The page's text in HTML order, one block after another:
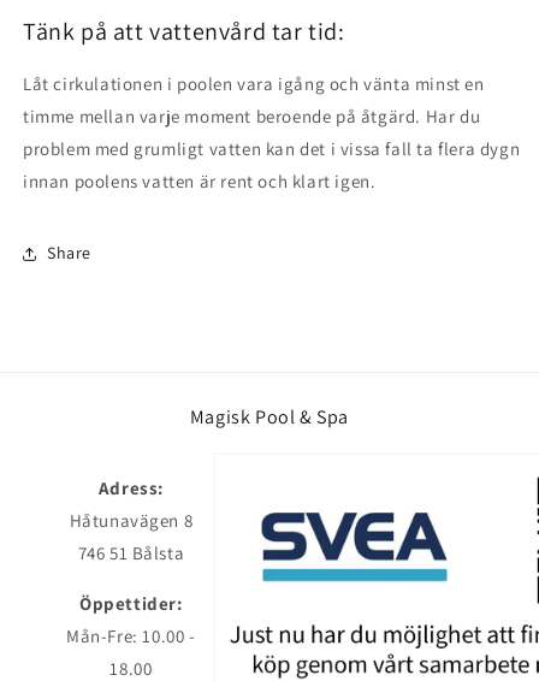
Tänk på att vattenvård tar tid:
Låt cirkulationen i poolen vara igång och vänta minst en
timme mellan varje moment beroende på åtgärd. Har du
problem med grumligt vatten kan det i vissa fall ta flera dygn
innan poolens vatten är rent och klart igen.
Share
Magisk Pool & Spa
Adress:
Håtunavägen 8
746 51 Bålsta
Öppettider:
Mån-Fre: 10.00 -
18.00